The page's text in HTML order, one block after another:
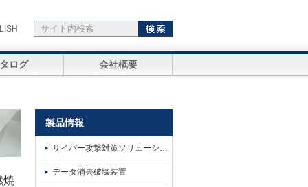
ログ 会社概要
焼
製品情報
サイバー攻撃対策ソリューシ…
データ消去破壊装置